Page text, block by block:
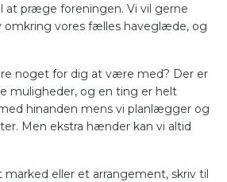
præge foreningen. Vi vil gerne
omkring vores fælles haveglæde, og
noget for dig at være med? Der er
muligheder, og en ting er helt
hinanden mens vi planlægger og
Men ekstra hænder kan vi altid
marked eller et arrangement, skriv til